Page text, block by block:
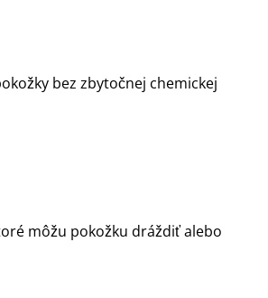
bez zbytočnej chemickej
môžu pokožku dráždiť alebo